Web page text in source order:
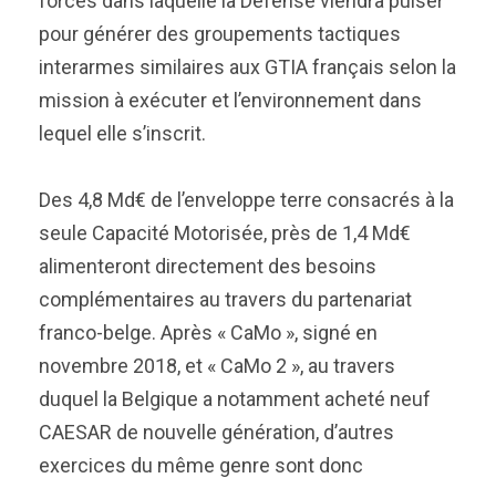
pour générer des groupements tactiques
interarmes similaires aux GTIA français selon la
mission à exécuter et l’environnement dans
lequel elle s’inscrit.
Des 4,8 Md€ de l’enveloppe terre consacrés à la
seule Capacité Motorisée, près de 1,4 Md€
alimenteront directement des besoins
complémentaires au travers du partenariat
franco-belge. Après « CaMo », signé en
novembre 2018, et « CaMo 2 », au travers
duquel la Belgique a notamment acheté neuf
CAESAR de nouvelle génération, d’autres
exercices du même genre sont donc